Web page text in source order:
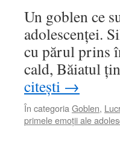
Un goblen ce
adolescenței.
cu părul prins
cald, Băiatul
citești →
În categoria Goblen,
primele emoții ale